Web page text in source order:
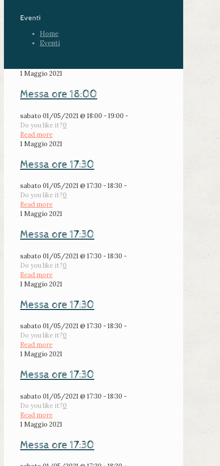
Eventi
Home
Eventi
1 Maggio 2021
Messa ore 18:00
sabato 01/05/2021 @ 18:00 - 19:00 -
Do you like it?0
Read more
1 Maggio 2021
Messa ore 17:30
sabato 01/05/2021 @ 17:30 - 18:30 -
Do you like it?0
Read more
1 Maggio 2021
Messa ore 17:30
sabato 01/05/2021 @ 17:30 - 18:30 -
Do you like it?0
Read more
1 Maggio 2021
Messa ore 17:30
sabato 01/05/2021 @ 17:30 - 18:30 -
Do you like it?0
Read more
1 Maggio 2021
Messa ore 17:30
sabato 01/05/2021 @ 17:30 - 18:30 -
Do you like it?0
Read more
1 Maggio 2021
Messa ore 17:30